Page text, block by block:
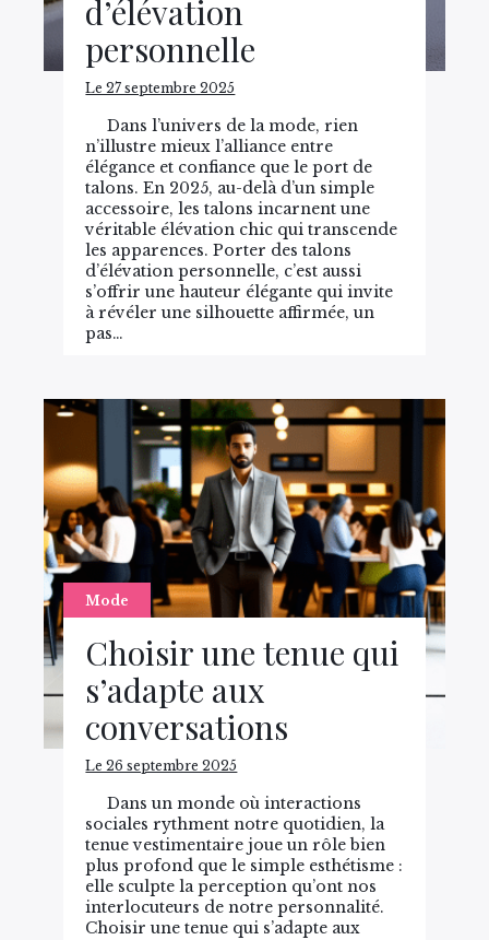
d’élévation
personnelle
Le 27 septembre 2025
Dans l’univers de la mode, rien
n’illustre mieux l’alliance entre
élégance et confiance que le port de
talons. En 2025, au-delà d’un simple
accessoire, les talons incarnent une
véritable élévation chic qui transcende
les apparences. Porter des talons
d’élévation personnelle, c’est aussi
s’offrir une hauteur élégante qui invite
à révéler une silhouette affirmée, un
pas…
Mode
Choisir une tenue qui
s’adapte aux
conversations
Le 26 septembre 2025
Dans un monde où interactions
sociales rythment notre quotidien, la
tenue vestimentaire joue un rôle bien
plus profond que le simple esthétisme :
elle sculpte la perception qu’ont nos
interlocuteurs de notre personnalité.
Choisir une tenue qui s’adapte aux